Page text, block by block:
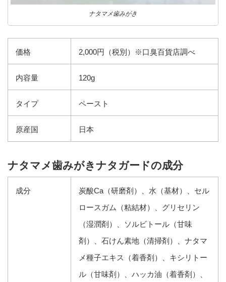
ナタマメ歯みがき
価格 2,000円（税別）※口臭百貨店調べ
内容量 120g
タイプ ペースト
原産国 日本
ナタマメ歯みがきナタガードの成分
成分
炭酸Ca（研磨剤）、水（基材）、セル
ロースガム（粘結材）、グリセリン
（湿潤剤）、ソルビトール（甘味
剤）、石けん素地（清掃剤）、ナタマ
メ種子エキス（着香剤）、キシリトー
ル（甘味剤）、ハッカ油（着香剤）、